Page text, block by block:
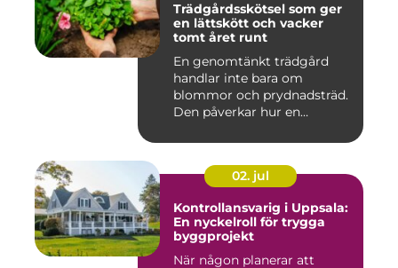
Trädgårdsskötsel som ger
en lättskött och vacker
tomt året runt
En genomtänkt trädgård
handlar inte bara om
blommor och prydnadsträd.
Den påverkar hur en
02. jul
Kontrollansvarig i Uppsala:
En nyckelroll för trygga
byggprojekt
När någon planerar att